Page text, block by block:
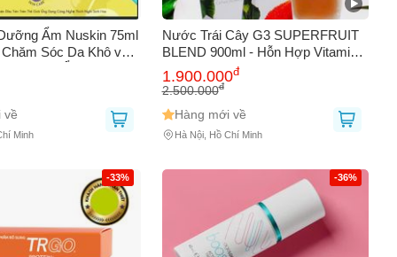
Ẩm Nuskin 75ml
Sóc Da Khô và
Hồi Độ Ẩm và Sự
Làn Da
về
Minh
Nước Trái Cây G3 SUPERFRUIT
BLEND 900ml - Hỗn Hợp Vitamin
Tăng Cường Miễn Dịch, Hỗ Trợ
Tiêu Hóa Và Làm Đẹp Da
1.900.000đ
2.500.000đ
Hàng mới về
Hà Nội, Hồ Chí Minh
-33% -36%